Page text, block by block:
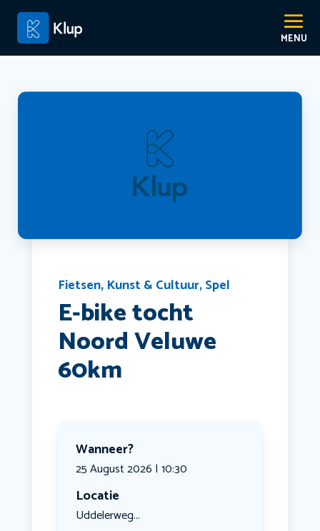
Fietsen, Kunst & Cultuur,Spel
E-bike tocht
Noord Veluwe
60km
Wanneer?
25 August 2026 | 10:30
Locatie
Uddelerweg...